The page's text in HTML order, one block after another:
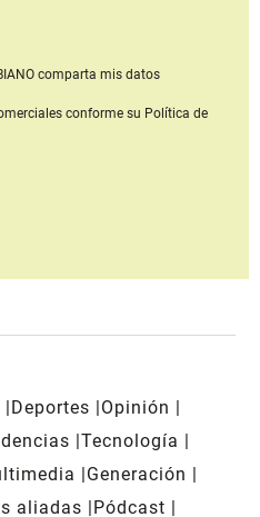
comparta mis datos
conforme su Política de
Deportes
Opinión
Tecnología
Generación
aliadas
Pódcast